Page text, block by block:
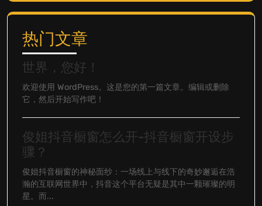
热门文章
世界，您好！
欢迎使用 WordPress。这是您的第一篇文章。编辑或删除
它，然后开始写作吧！
俊姐抖音橱窗怎么开-抖音橱窗开设步
骤？
俊姐抖音橱窗的神秘面纱：一场线上与线下的奇妙邂逅在浩
瀚的互联网世界中，抖音这个平台无疑是其中一颗璀璨的明
星。而...